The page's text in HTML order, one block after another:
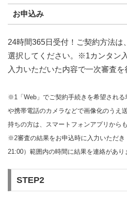
お申込み
24時間365日受付！ご契約方法は
選択してください。※1カンタン
入力いただいた内容で一次審査
※1「Web」でご契約手続きを希望され
や携帯電話のカメラなどで画像化のうえ
持ちの方は、スマートフォンアプリから
※2審査の結果をお申込時に入力いただき
21:00）範囲内の時間に結果を連絡があり
STEP2